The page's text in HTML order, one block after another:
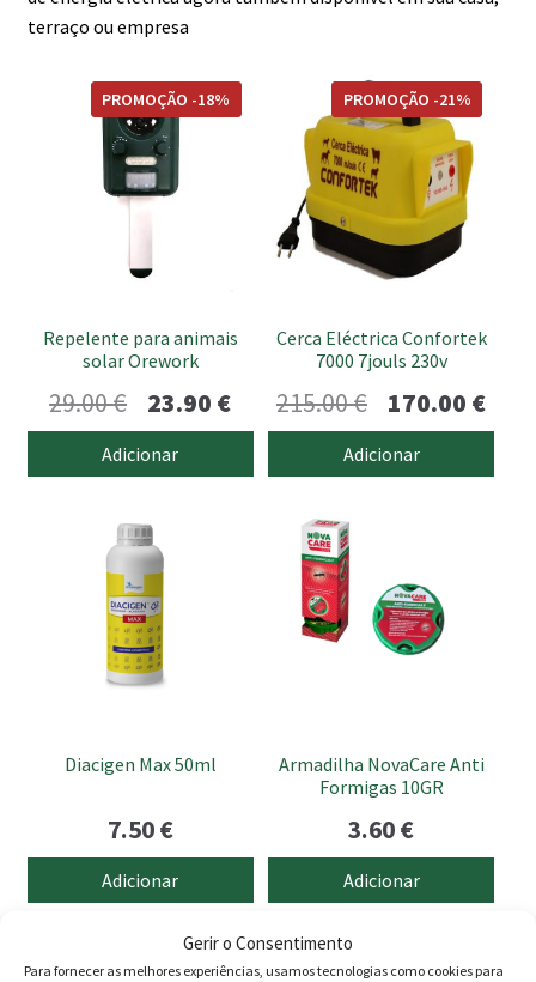
Gerir o Consentimento
Para fornecer as melhores experiências, usamos tecnologias como cookies para
terraço ou empresa
Repelente para animais
solar Orework
PROMOÇÃO -18%
29.00€
O
preço
original
era:
29.00 €.
23.90 €O
preço
atual
23.90 €.
Adicionar
Cerca Eléctrica Confortek
7000 7jouls 230v
PROMOÇÃO -21%
215.00€
preço
original
170.00 €O
Adicionar
Diacigen Max 50ml
7.50€
Adicionar
Armadilha NovaCare Anti
Formigas 10GR
3.60€
Adicionar